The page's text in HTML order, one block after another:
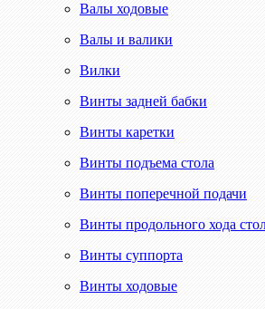
Валы ходовые
Валы и валики
Вилки
Винты задней бабки
Винты каретки
Винты подъема стола
Винты поперечной подачи
Винты продольного хода
Винты суппорта
Винты ходовые